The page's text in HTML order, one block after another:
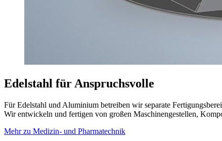
Edelstahl für Anspruchsvolle
Für Edelstahl und Aluminium betreiben wir separate
Wir entwickeln und fertigen von großen Maschinengestellen,
Mehr zu Medizin- und Pharmatechnik